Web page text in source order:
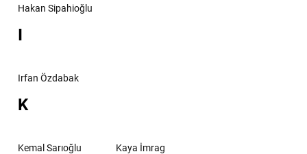
Hakan Sipahioğlu
I
Irfan Özdabak
K
Kemal Sarıoğlu Kaya İmrag